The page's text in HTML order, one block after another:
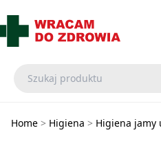
Home > Higiena > Higiena jamy